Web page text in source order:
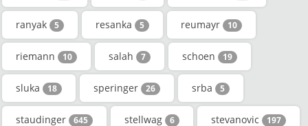
ranyak 5 resanka 5 reumayr 10
riemann 10 salah 7 schoen 19
sluka 18 speringer 26 srba 5
staudinger 645 stellwag 6 stevanovic 197